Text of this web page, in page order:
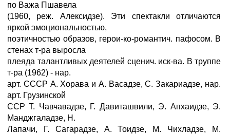
по Важа Пшавела
(1960, реж. Алексидзе). Эти спектакли отличаются
яркой эмоциональностью,
поэтичностью образов, герои-ко-романтич. пафосом. В
стенах т-ра выросла
плеяда талантливых деятелей сценич. иск-ва. В труппе
т-ра (1962) - нар.
арт. СССР А. Хорава и А. Васадзе, С. Закариадзе, нар.
арт. Грузинской
ССР Т. Чавчавадзе, Г. Давиташвили, Э. Апхаидзе, Э.
Манджгаладзе, Н.
Лапачи, Г. Сагарадзе, А. Тоидзе, М. Чихладзе, М.